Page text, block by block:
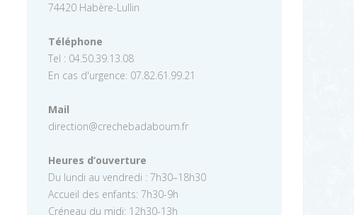
74420 Habère-Lullin
Téléphone
Tel : 04.50.39.13.08
En cas d'urgence: 07.82.61.99.21
Mail
direction@crechebadaboum.fr
Heures d’ouverture
Du lundi au vendredi : 7h30–18h30
Accueil des enfants: 7h30-9h
Créneau du midi: 12h30-13h